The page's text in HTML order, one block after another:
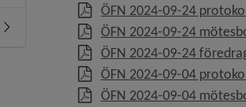
Undermeny för Felanmälan
ÖFN 2024-09-24
ÖFN 2024-09-24
ÖFN 2024-09-24
ÖFN 2024-09-04
ÖFN 2024-09-04